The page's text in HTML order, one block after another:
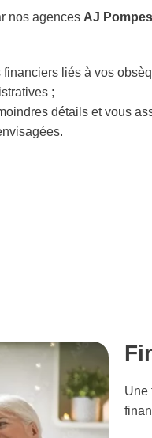
nos agences AJ
liés à vos
;
détails et vous
Une